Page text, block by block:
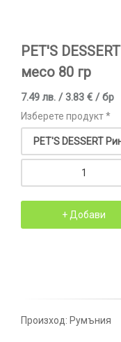
PET'S
месо 80 гр
7.49 лв. / 3.83 € / бр
Изберете продукт *
Произход: Румъния